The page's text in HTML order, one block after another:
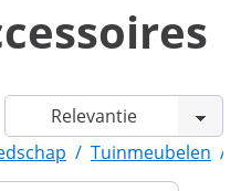
/ Tuinmeubelen /